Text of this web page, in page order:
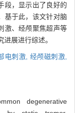
段，显示出了良好的
基于此，该文针对脑
激、经颅聚焦超声等
展进行综述。
电刺激, 经颅磁刺激,
degenerative